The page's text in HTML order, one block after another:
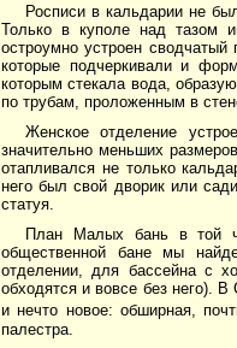
Росписи в кальдарии не
Только в куполе над тазом
остроумно устроен
которые подчеркивали и
которым стекала вода,
по трубам, проложенным в
Женское отделение
значительно меньших
отапливался не только
него был свой дворик или
статуя.
План Малых бань в той
общественной бане мы
отделении, для бассейна с
обходятся и вовсе без него).
и нечто новое: обширная,
палестра.